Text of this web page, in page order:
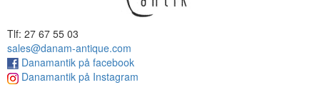
Tlf: 27 67 55 03
sales@danam-antique.com
Danamantik på facebook
Danamantik på Instagram